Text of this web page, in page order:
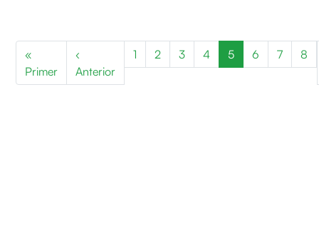
Paginació
«
PrimerPrimera pàgina
‹
AnteriorPàgina anterior
1 2 3 4 5 6 7 8